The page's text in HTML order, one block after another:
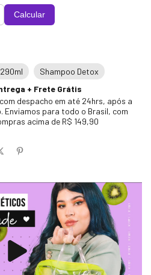
Calcular
Shampoo Detox
+ Frete Grátis
despacho em até 24hrs, após a
Enviamos para todo o Brasil, com
acima de R$ 149,90